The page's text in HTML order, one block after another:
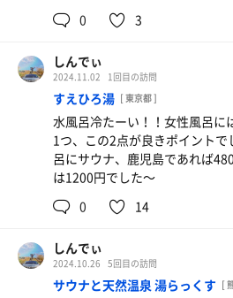
0
3
しんでぃ
2024.11.02 1回目の訪問
すえひろ湯 [ 東京都 ]
水風呂冷たーい！！女性風呂に
1つ、この2点が良きポイント
呂にサウナ、鹿児島であれば
は1200円でした〜
0
14
しんでぃ
2024.10.26 5回目の訪問
サウナと天然温泉 湯らっくす [